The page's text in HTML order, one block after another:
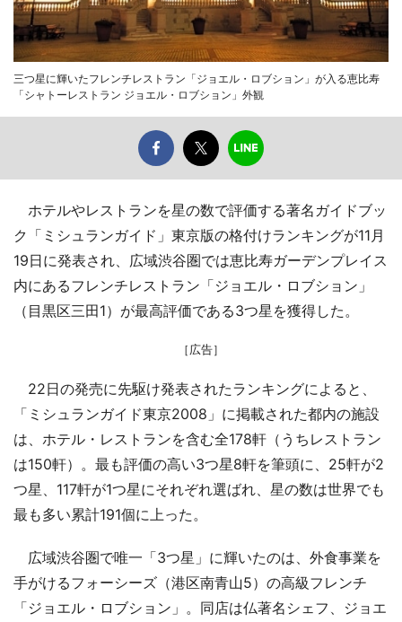
三つ星に輝いたフレンチレストラン「ジョエル・ロブション」が入る恵比寿
「シャトーレストラン ジョエル・ロブション」外観
ホテルやレストランを星の数で評価する著名ガイドブッ
ク「ミシュランガイド」東京版の格付けランキングが11月
19日に発表され、広域渋谷圏では恵比寿ガーデンプレイス
内にあるフレンチレストラン「ジョエル・ロブション」
（目黒区三田1）が最高評価である3つ星を獲得した。
［広告］
22日の発売に先駆け発表されたランキングによると、
「ミシュランガイド東京2008」に掲載された都内の施設
は、ホテル・レストランを含む全178軒（うちレストラン
は150軒）。最も評価の高い3つ星8軒を筆頭に、25軒が2
つ星、117軒が1つ星にそれぞれ選ばれ、星の数は世界でも
最も多い累計191個に上った。
広域渋谷圏で唯一「3つ星」に輝いたのは、外食事業を
手がけるフォーシーズ（港区南青山5）の高級フレンチ
「ジョエル・ロブション」。同店は仏著名シェフ、ジョエ